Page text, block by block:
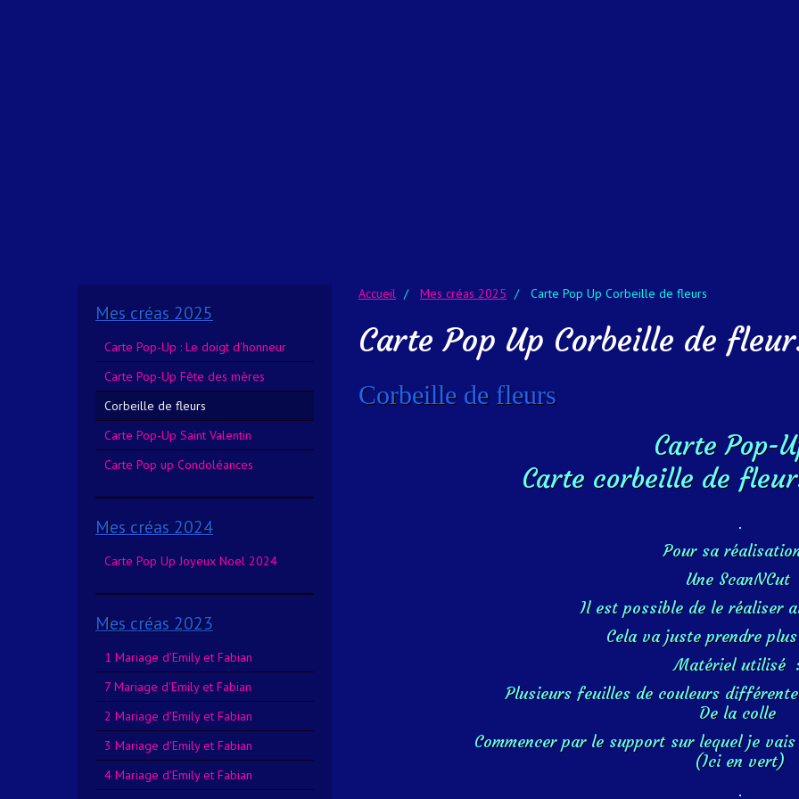
Accueil Mes créas 2025 Carte Pop Up Corbeille de fleurs
Carte Pop Up Corbeille de
Corbeille de fleurs
Carte Pop-
Carte corbeille de
Pour sa
Une ScanNCut
Il est possible de le réaliser
Cela va juste prendre
Matériel utilisé
Plusieurs feuilles de couleurs
De la colle
Commencer par le support sur lequel je
(Ici en vert)
Mes créas 2025
Carte Pop-Up : Le doigt d'honneur
Carte Pop-Up Fête des mères
Corbeille de fleurs
Carte Pop-Up Saint Valentin
Carte Pop up Condoléances
Mes créas 2024
Carte Pop Up Joyeux Noel 2024
Mes créas 2023
1 Mariage d'Emily et Fabian
7 Mariage d'Emily et Fabian
2 Mariage d'Emily et Fabian
3 Mariage d'Emily et Fabian
4 Mariage d'Emily et Fabian